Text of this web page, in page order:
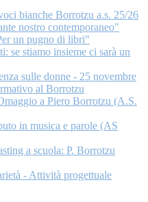
bianche Borrotzu a.s. 25/26
nostro contemporaneo"
un pugno di libri"
se stiamo insieme ci sarà un
sulle donne - 25 novembre
al Borrotzu
a Piero Borrotzu (A.S.
in musica e parole (AS
a scuola: P. Borrotzu
- Attività progettuale